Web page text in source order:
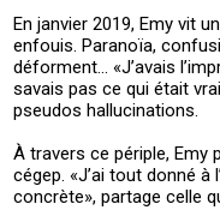
En janvier 2019, Emy vit
enfouis. Paranoïa,
déforment… «J’avais
savais pas ce qui était
pseudos hallucinations.
À travers ce périple,
cégep. «J’ai tout donné à
concrète», partage celle